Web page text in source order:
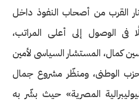
اختار القرب من أصحاب النفوذ داخل
فى الوصول إلى أعلى المراتب،
كمال، المستشار السياسى لأمين
الوطنى، ومنظّر مشروع جمال
المصرية» حيث بشّر به